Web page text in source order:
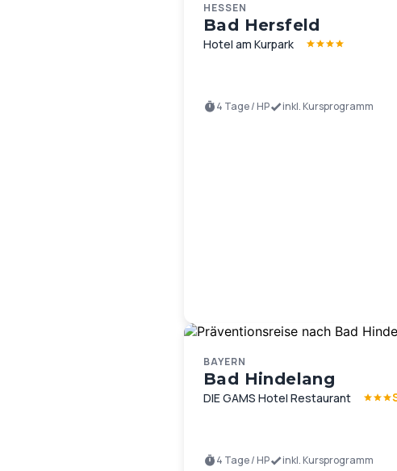
HESSEN
Bad Hersfeld
Hotel am Kurpark
4 Tage / HP inkl. Kursprogramm
BAYERN
Bad Hindelang
DIE GAMS Hotel Restaurant
4 Tage / HP inkl. Kursprogramm